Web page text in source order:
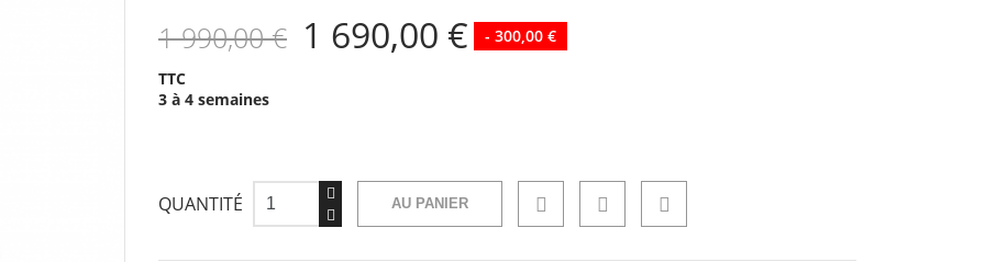
1 990,00 € 1 690,00 € - 300,00 €
TTC
3 à 4 semaines
QUANTITÉ AU PANIER